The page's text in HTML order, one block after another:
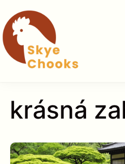
na
obsah
krásná